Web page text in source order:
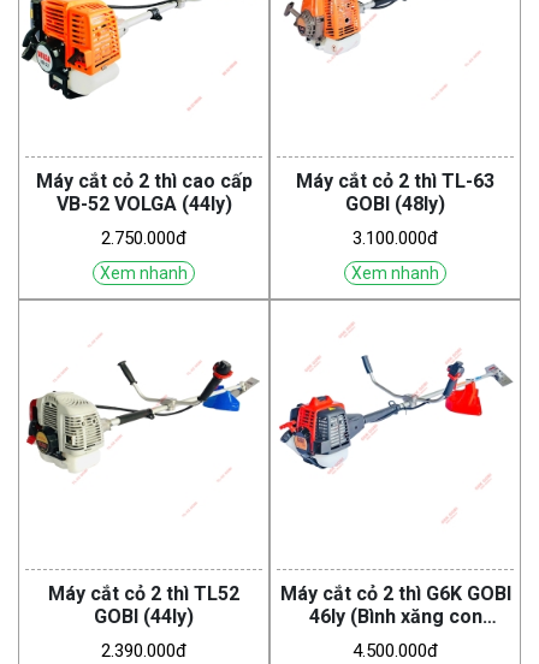
Máy cắt cỏ 2 thì cao cấp
VB-52 VOLGA (44ly)
2.750.000đ
Xem nhanh
Máy cắt cỏ 2 thì TL-63
GOBI (48ly)
3.100.000đ
Xem nhanh
Máy cắt cỏ 2 thì TL52
GOBI (44ly)
2.390.000đ
Máy cắt cỏ 2 thì G6K GOBI
46ly (Bình xăng con
Walbro)
4.500.000đ